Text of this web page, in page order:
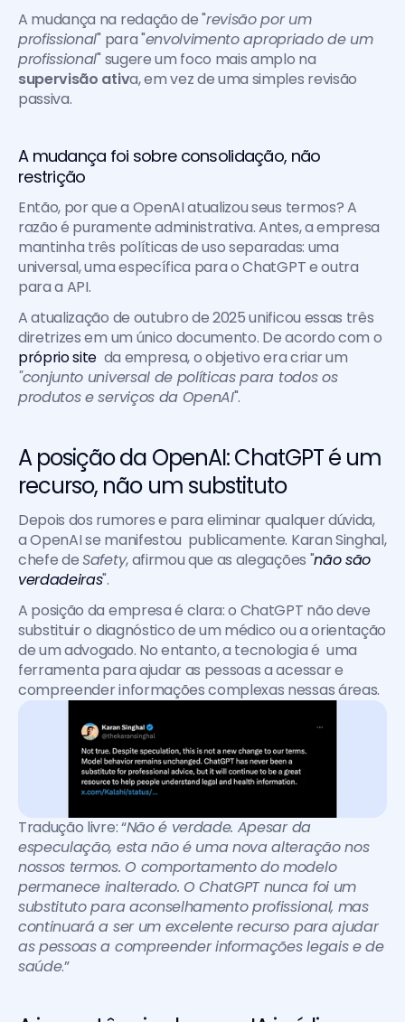
A mudança na redação de "revisão por um
profissional" para "envolvimento apropriado de um
profissional
supervisão ativa, em vez de uma simples revisão
passiva.
A mudança foi sobre consolidação, não
restrição
Então, por que a OpenAI atualizou seus termos? A
razão é puramente administrativa. Antes, a empresa
mantinha três políticas de uso separadas: uma
universal, uma específica para o ChatGPT e outra
para a API.
A atualização de outubro de 2025 unificou essas três
próprio site da empresa, o objetivo era criar um
"conjunto universal de políticas para todos os
produtos e serviços da OpenAI".
A posição da OpenAI: ChatGPT é um
recurso, não um substituto
Depois dos rumores e para eliminar qualquer dúvida,
a OpenAI se manifestou  publicamente. Karan Singhal,
chefe de Safety, afirmou que as alegações "não são
verdadeiras".
A posição da empresa é clara: o ChatGPT não deve
substituir o diagnóstico de um médico ou a orientação
de um advogado. No entanto, a tecnologia é  uma
ferramenta para ajudar as pessoas a acessar e
compreender informações complexas nessas áreas.
Tradução livre: “Não é verdade. Apesar da
especulação, esta não é uma nova alteração nos
nossos termos. O comportamento do modelo
permanece inalterado. O ChatGPT nunca foi um
substituto para aconselhamento profissional, mas
continuará a ser um excelente recurso para ajudar
as pessoas a compreender informações legais e de
saúde.”